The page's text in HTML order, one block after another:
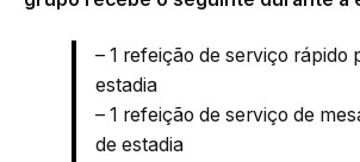
– 1 refeição de serviço rápido
estadia
– 1 refeição de serviço de
de estadia